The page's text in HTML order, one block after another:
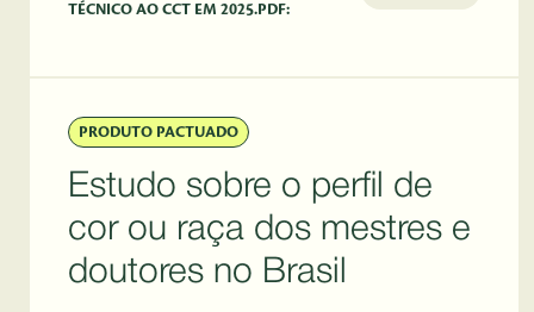
TÉCNICO AO CCT EM 2025.PDF:
PRODUTO PACTUADO
Estudo sobre o perfil de
cor ou raça dos mestres e
doutores no Brasil